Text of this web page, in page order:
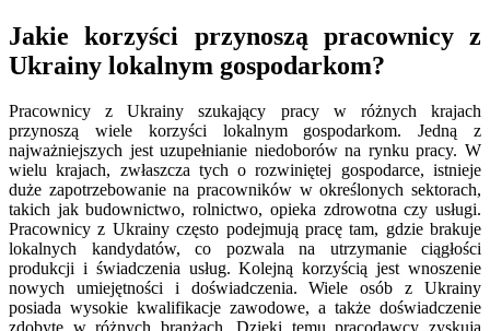
Jakie korzyści przynoszą pracownicy z
Ukrainy lokalnym gospodarkom?
Pracownicy z Ukrainy szukający pracy w różnych krajach
przynoszą wiele korzyści lokalnym gospodarkom. Jedną z
najważniejszych jest uzupełnianie niedoborów na rynku pracy. W
wielu krajach, zwłaszcza tych o rozwiniętej gospodarce, istnieje
duże zapotrzebowanie na pracowników w określonych sektorach,
takich jak budownictwo, rolnictwo, opieka zdrowotna czy usługi.
Pracownicy z Ukrainy często podejmują pracę tam, gdzie brakuje
lokalnych kandydatów, co pozwala na utrzymanie ciągłości
produkcji i świadczenia usług. Kolejną korzyścią jest wnoszenie
nowych umiejętności i doświadczenia. Wiele osób z Ukrainy
posiada wysokie kwalifikacje zawodowe, a także doświadczenie